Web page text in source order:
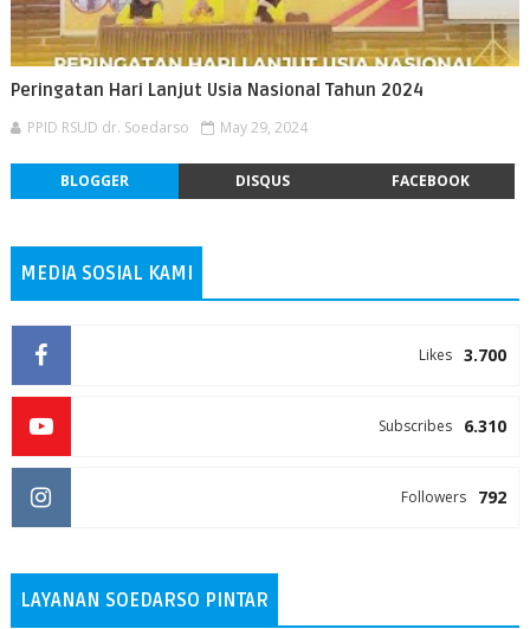
Peringatan Hari Lanjut Usia Nasional Tahun 2024
PPID RSUD dr. Soedarso May 29, 2024
BLOGGER DISQUS FACEBOOK
MEDIA SOSIAL KAMI
3.700
Likes
6.310
Subscribes
792
Followers
LAYANAN SOEDARSO PINTAR